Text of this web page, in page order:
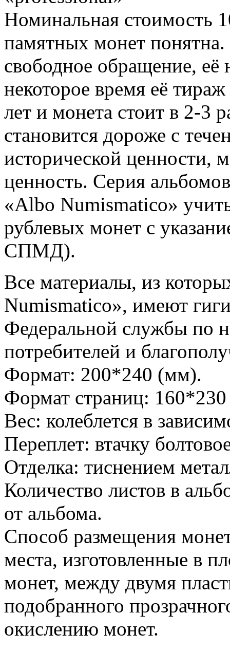
Номинальная стоимость
памятных монет
свободное обращение, её
некоторое время её
лет и монета стоит в 2-3
становится дороже с
исторической ценности,
ценность. Серия
«Albo Numismatico»
рублевых монет с
СПМД).
Все материалы, из
Numismatico», имеют
Федеральной службы по
потребителей и
Формат: 200*240 (мм).
Формат страниц:
Вес: колеблется в
Переплет: втачку
Отделка: тиснением
Количество листов в
от альбома.
Способ размещения
места, изготовленные в
монет, между двумя
подобранного
окислению монет.